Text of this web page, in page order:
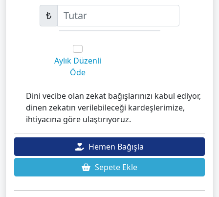
₺
Aylık Düzenli
Öde
Dini vecibe olan zekat bağışlarınızı kabul ediyor,
dinen zekatın verilebileceği kardeşlerimize,
ihtiyacına göre ulaştırıyoruz.
Hemen Bağışla
Sepete Ekle